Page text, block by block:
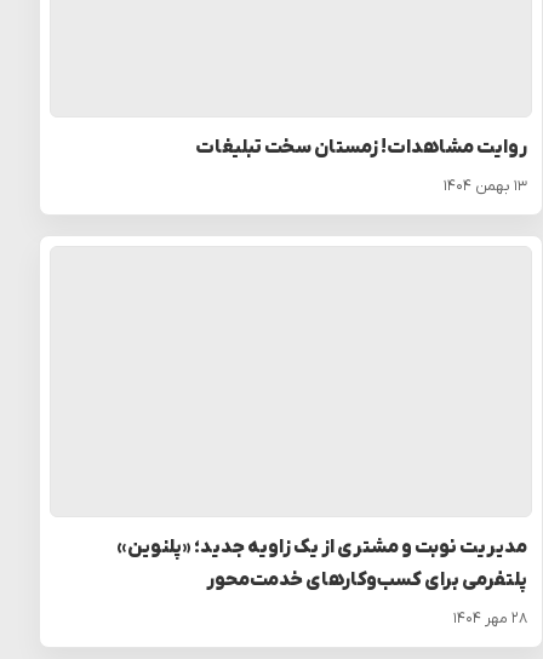
روایت مشاهدات! زمستان سخت تبلیغات
۱۳ بهمن ۱۴۰۴
مدیریت نوبت و مشتری از یک زاویه جدید؛ «پلنوین»
پلتفرمی برای کسب‌وکارهای خدمت‌محور
۲۸ مهر ۱۴۰۴